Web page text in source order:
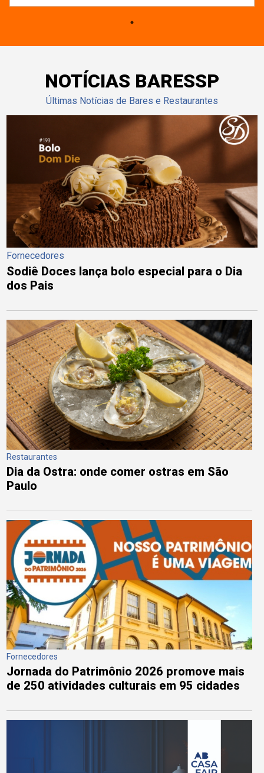
NOTÍCIAS BARESSP
Últimas Notícias de Bares e Restaurantes
Fornecedores
Sodiê Doces lança bolo especial para o Dia
dos Pais
Restaurantes
Dia da Ostra: onde comer ostras em São
Paulo
Fornecedores
Jornada do Patrimônio 2026 promove mais
de 250 atividades culturais em 95 cidades